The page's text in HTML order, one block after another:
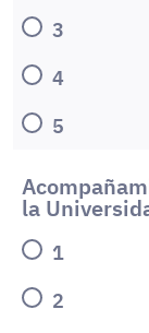
3
4
5
la
1
2